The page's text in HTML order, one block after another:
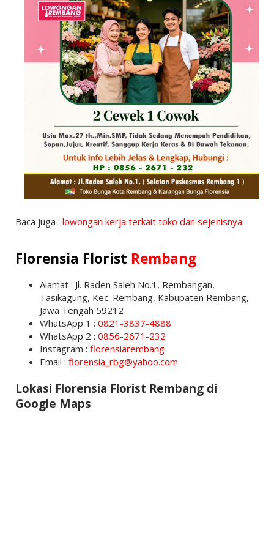
Baca juga : lowongan kerja terkait toko dan sejenisnya
Florensia Florist Rembang
Alamat : Jl. Raden Saleh No.1, Rembangan,
Tasikagung, Kec. Rembang, Kabupaten Rembang,
Jawa Tengah 59212
WhatsApp 1 : 0821-3837-4888
WhatsApp 2 : 0856-2671-232
Instagram : florensiarembang
Email : florensia_rbg@yahoo.com
Lokasi Florensia Florist Rembang di
Google Maps